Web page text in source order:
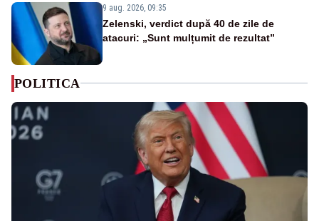
9 aug. 2026, 09:35
Zelenski, verdict după 40 de zile de
atacuri: „Sunt mulțumit de rezultat”
POLITICA